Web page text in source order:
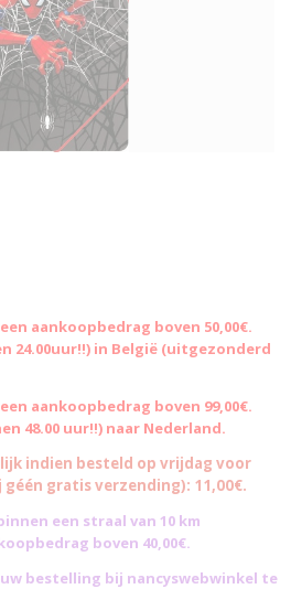
aankoopbedrag boven 50,00€.
24.00uur!!) in België (uitgezonderd
aankoopbedrag boven 99,00€.
48.00 uur!!) naar Nederland.
indien besteld op vrijdag voor
gratis verzending): 11,00€.
een straal van 10 km
boven 40,00€.
bestelling bij nancyswebwinkel te